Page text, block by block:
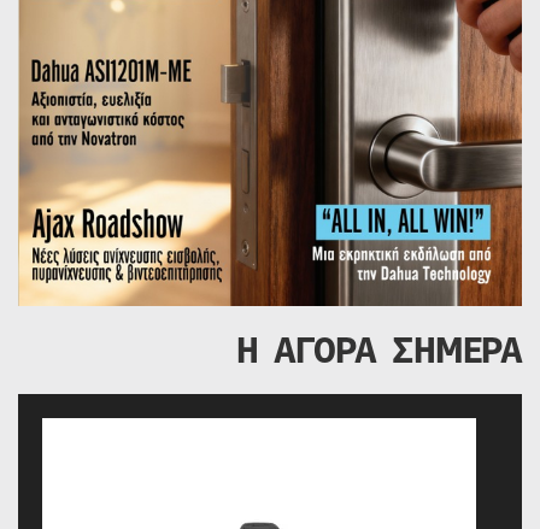
Η ΑΓΟΡΑ ΣΗΜΕΡΑ